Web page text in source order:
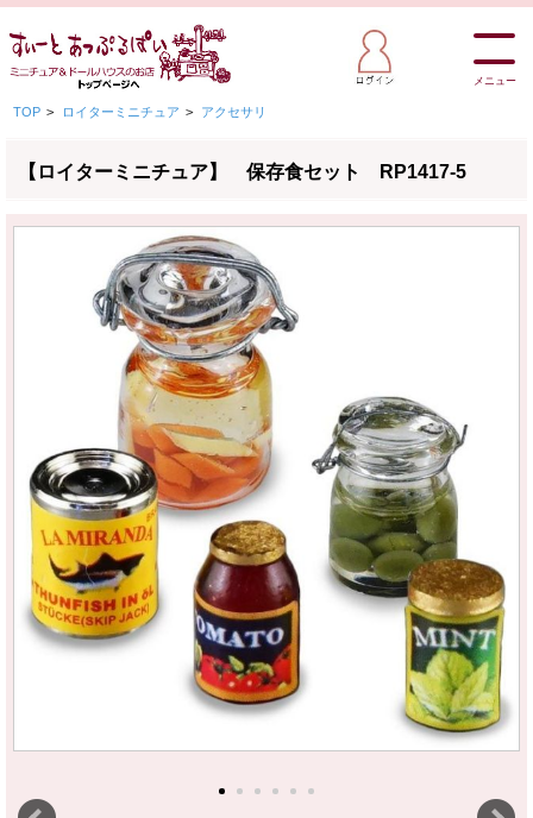
メニュー
TOP > ロイターミニチュア > アクセサリ
【ロイターミニチュア】 保存食セット RP1417-5